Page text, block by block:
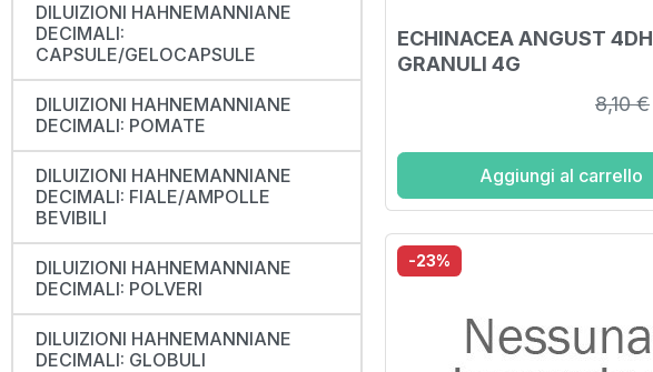
DILUIZIONI HAHNEMANNIANE
DECIMALI:
CAPSULE/GELOCAPSULE
DILUIZIONI HAHNEMANNIANE
DECIMALI: POMATE
DILUIZIONI HAHNEMANNIANE
DECIMALI: FIALE/AMPOLLE
BEVIBILI
DILUIZIONI HAHNEMANNIANE
DECIMALI: POLVERI
DILUIZIONI HAHNEMANNIANE
DECIMALI: GLOBULI
ECHINACEA ANGUST 4DH
GRANULI 4G
8,10 €
Aggiungi al carrello
-23%